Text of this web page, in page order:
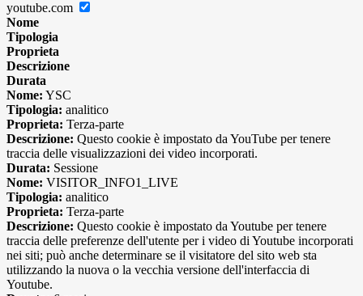
youtube.com
Nome
Tipologia
Proprieta
Descrizione
Durata
Nome: YSC
Tipologia: analitico
Proprieta: Terza-parte
Descrizione: Questo cookie è impostato da YouTube per tenere
traccia delle visualizzazioni dei video incorporati.
Durata: Sessione
Nome: VISITOR_INFO1_LIVE
Tipologia: analitico
Proprieta: Terza-parte
Descrizione: Questo cookie è impostato da Youtube per tenere
traccia delle preferenze dell'utente per i video di Youtube incorporati
nei siti; può anche determinare se il visitatore del sito web sta
utilizzando la nuova o la vecchia versione dell'interfaccia di
Youtube.